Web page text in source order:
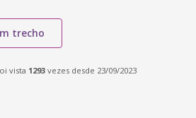
trecho
vista 1293 vezes desde 23/09/2023